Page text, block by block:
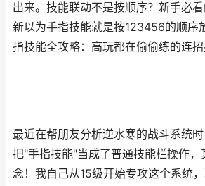
出来。技能联动不是按顺序？新手必
新以为手指技能就是按123456的顺序
指技能全攻略：高玩都在偷偷练的连
最近在帮朋友分析逆水寒的战斗系统
把"手指技能"当成了普通技能栏操作
念！我自己从15级开始专攻这个系统